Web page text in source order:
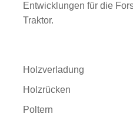
Entwicklungen für die
Traktor.
Holzverladung
Holzrücken
Poltern